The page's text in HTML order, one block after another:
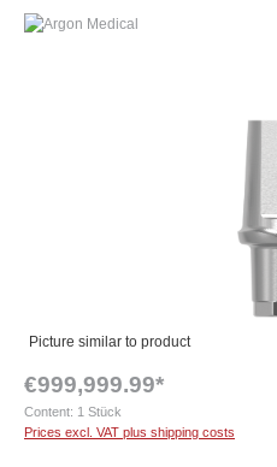
Picture similar to product
€999,999.99*
Content: 1 Stück
Prices excl. VAT plus shipping costs